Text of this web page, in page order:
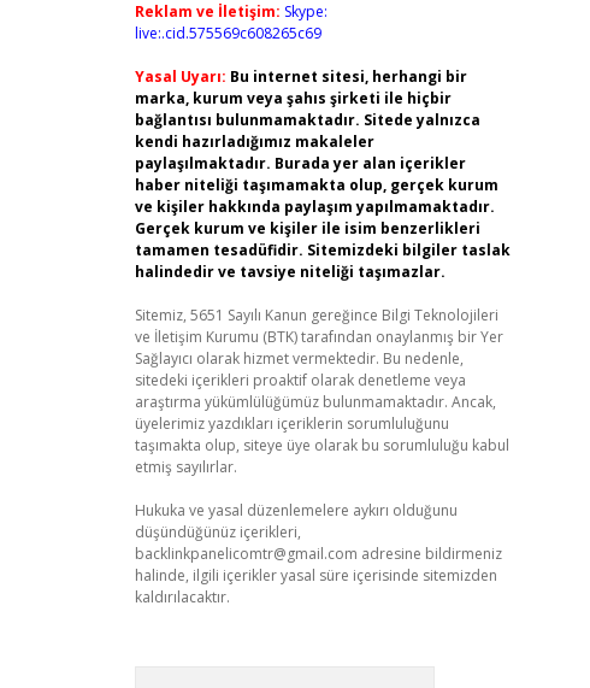
Reklam ve İletişim: Skype:
live:.cid.575569c608265c69
Yasal Uyarı: Bu internet sitesi, herhangi bir
marka, kurum veya şahıs şirketi ile hiçbir
bağlantısı bulunmamaktadır. Sitede yalnızca
kendi hazırladığımız makaleler
paylaşılmaktadır. Burada yer alan içerikler
haber niteliği taşımamakta olup, gerçek kurum
ve kişiler hakkında paylaşım yapılmamaktadır.
Gerçek kurum ve kişiler ile isim benzerlikleri
tamamen tesadüfidir. Sitemizdeki bilgiler taslak
halindedir ve tavsiye niteliği taşımazlar.
Sitemiz, 5651 Sayılı Kanun gereğince Bilgi Teknolojileri
ve İletişim Kurumu (BTK) tarafından onaylanmış bir Yer
Sağlayıcı olarak hizmet vermektedir. Bu nedenle,
sitedeki içerikleri proaktif olarak denetleme veya
araştırma yükümlülüğümüz bulunmamaktadır. Ancak,
üyelerimiz yazdıkları içeriklerin sorumluluğunu
taşımakta olup, siteye üye olarak bu sorumluluğu kabul
etmiş sayılırlar.
Hukuka ve yasal düzenlemelere aykırı olduğunu
düşündüğünüz içerikleri,
backlinkpanelicomtr@gmail.com adresine bildirmeniz
halinde, ilgili içerikler yasal süre içerisinde sitemizden
kaldırılacaktır.